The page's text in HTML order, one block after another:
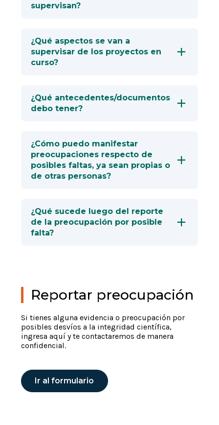
supervisan?
¿Qué aspectos se van a
supervisar de los proyectos en
curso?
¿Qué antecedentes/documentos
debo tener?
¿Cómo puedo manifestar
preocupaciones respecto de
posibles faltas, ya sean propias o
de otras personas?
¿Qué sucede luego del reporte
de la preocupación por posible
falta?
Reportar preocupación
Si tienes alguna evidencia o preocupación por
posibles desvíos a la integridad científica,
ingresa aquí y te contactaremos de manera
confidencial.
Ir al formulario